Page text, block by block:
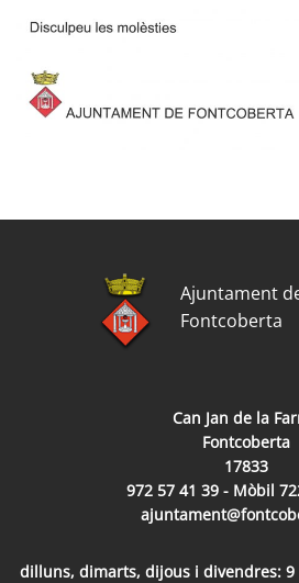
Can Jan de la
Fontcoberta
17833
972 57 41 39 - Mòbil
dilluns, dimarts, dijous i divendres: 9
Ajuntament
Fontcoberta